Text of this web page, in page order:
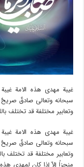
غیبة مهدی هذه الامة غیبة
سبحانه وتعالى صادقٌ صریحٌ
وتعابیر مختلفة قد تختلف
غیبة مهدی هذه الامة غیبة
سبحانه وتعالى صادقٌ صریحٌ
وتعابیر مختلفة قد تختلف
منجزاً إلاّ إذا کان لمهدی